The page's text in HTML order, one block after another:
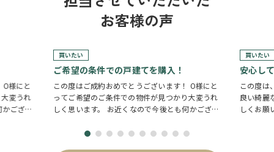
お客様の声
様にと
変うれ
ござい
買いたい
ご希望の条件での戸建てを購入！
この度はご成約おめでとうございます！ O様にと
ってご希望のご条件での物件が見つかり大変うれ
しく思います。 お近くなので今後とも何かござい
買いたい
安心し
この度は
良い綺麗
しくお願